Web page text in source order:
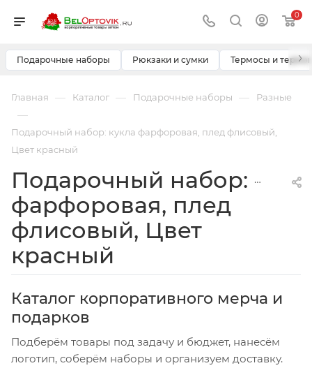
0
Подарочные наборы Рюкзаки и сумки Термосы и ›
Главная — Каталог — Подарочные наборы — Разные
—
Подарочный набор: кукла фарфоровая, плед флисовый,
Цвет красный
Подарочный набор:
фарфоровая, плед
флисовый, Цвет
красный
Каталог корпоративного мерча и
подарков
Подберём товары под задачу и бюджет, нанесём
логотип, соберём наборы и организуем доставку.